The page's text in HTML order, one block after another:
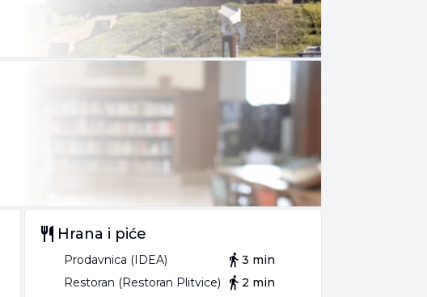
Hrana i piće
Prodavnica (IDEA)
3 min
Restoran (Restoran Plitvice)
2 min